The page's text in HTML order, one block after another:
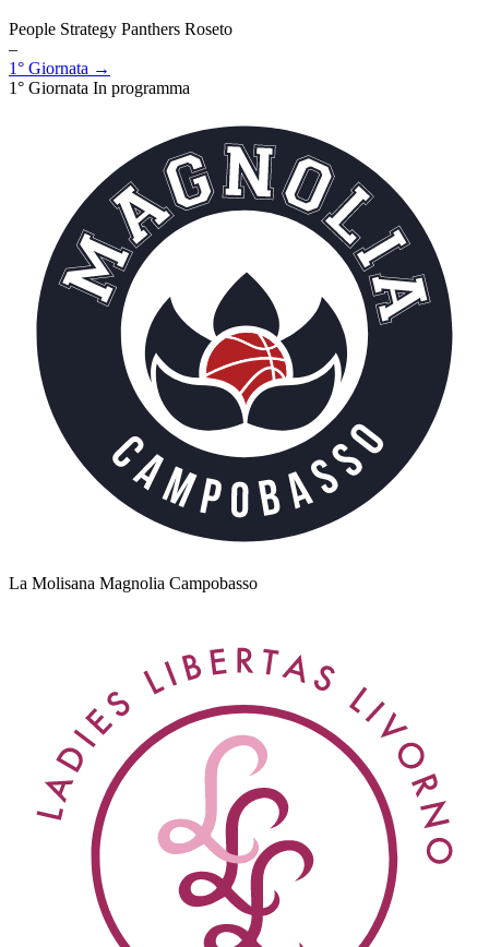
People Strategy Panthers Roseto
–
1° Giornata →
1° Giornata In programma
La Molisana Magnolia Campobasso